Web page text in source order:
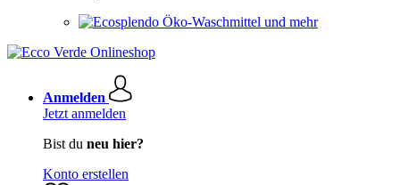
Öko-Waschmittel und mehr
Anmelden
Jetzt anmelden
Bist du neu hier?
Konto erstellen